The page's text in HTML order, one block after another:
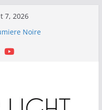
7, 2026
d’or Audio